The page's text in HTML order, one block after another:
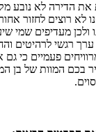
הדירה לא נובע
לא רוצים לחזור
מעדיפים שמי
ערך רגשי לרהיטים
פעמיים כי
בכם המוות של בן